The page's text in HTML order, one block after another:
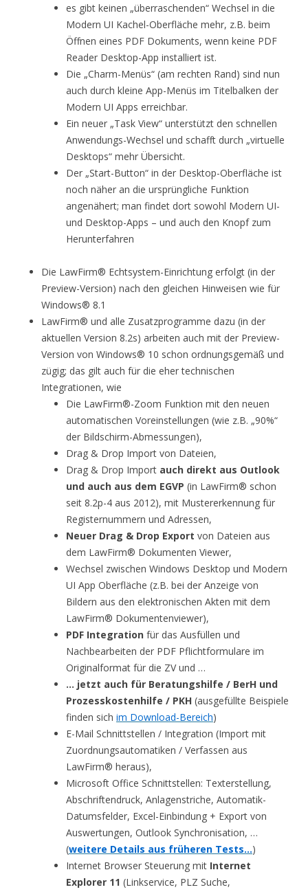
es gibt keinen „überraschenden“ Wechsel in die
Modern UI Kachel-Oberfläche mehr, z.B. beim
Öffnen eines PDF Dokuments, wenn keine PDF
Reader Desktop-App installiert ist.
Die „Charm-Menüs“ (am rechten Rand) sind nun
auch durch kleine App-Menüs im Titelbalken der
Modern UI Apps erreichbar.
Ein neuer „Task View“ unterstützt den schnellen
Anwendungs-Wechsel und schafft durch „virtuelle
Desktops“ mehr Übersicht.
Der „Start-Button“ in der Desktop-Oberfläche ist
noch näher an die ursprüngliche Funktion
angenähert; man findet dort sowohl Modern UI-
und Desktop-Apps – und auch den Knopf zum
Herunterfahren
Die LawFirm® Echtsystem-Einrichtung erfolgt (in der
Preview-Version) nach den gleichen Hinweisen wie für
Windows® 8.1
LawFirm® und alle Zusatzprogramme dazu (in der
aktuellen Version 8.2s) arbeiten auch mit der Preview-
Version von Windows® 10 schon ordnungsgemäß und
zügig; das gilt auch für die eher technischen
Integrationen, wie
Die LawFirm®-Zoom Funktion mit den neuen
automatischen Voreinstellungen (wie z.B. „90%“
der Bildschirm-Abmessungen),
Drag & Drop Import von Dateien,
Drag & Drop Import auch direkt aus Outlook
und auch aus dem EGVP (in LawFirm® schon
seit 8.2p-4 aus 2012), mit Mustererkennung für
Registernummern und Adressen,
Neuer Drag & Drop Export von Dateien aus
dem LawFirm® Dokumenten Viewer,
Wechsel zwischen Windows Desktop und Modern
UI App Oberfläche (z.B. bei der Anzeige von
Bildern aus den elektronischen Akten mit dem
LawFirm® Dokumentenviewer),
PDF Integration für das Ausfüllen und
Nachbearbeiten der PDF Pflichtformulare im
Originalformat für die ZV und …
… jetzt auch für Beratungshilfe / BerH und
Prozesskostenhilfe / PKH (ausgefüllte Beispiele
finden sich im Download-Bereich)
E-Mail Schnittstellen / Integration (Import mit
Zuordnungsautomatiken / Verfassen aus
LawFirm® heraus),
Microsoft Office Schnittstellen: Texterstellung,
Abschriftendruck, Anlagenstriche, Automatik-
Datumsfelder, Excel-Einbindung + Export von
Auswertungen, Outlook Synchronisation, …
(weitere Details aus früheren Tests…)
Internet Browser Steuerung mit Internet
Explorer 11 (Linkservice, PLZ Suche,